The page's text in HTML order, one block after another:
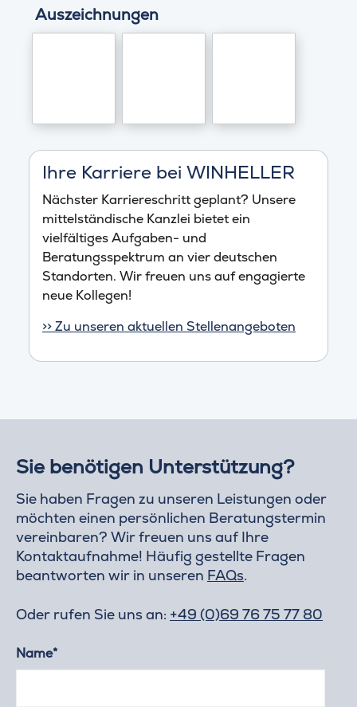
Auszeichnungen
Ihre Karriere bei WINHELLER
Nächster Karriereschritt geplant? Unsere
mittelständische Kanzlei bietet ein
vielfältiges Aufgaben- und
Beratungsspektrum an vier deutschen
Standorten. Wir freuen uns auf engagierte
neue Kollegen!
>> Zu unseren aktuellen Stellenangeboten
Sie benötigen Unterstützung?
Sie haben Fragen zu unseren Leistungen oder
möchten einen persönlichen Beratungstermin
vereinbaren? Wir freuen uns auf Ihre
Kontaktaufnahme! Häufig gestellte Fragen
beantworten wir in unseren FAQs.
Oder rufen Sie uns an: +49 (0)69 76 75 77 80
Name*